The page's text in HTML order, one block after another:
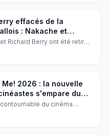
effacés de la
: Nakache et
Richard Berry ont été retirés
des acteurs » à
Nakache et Mélanie
2026 : la nouvelle
s'empare du
du cinéma
révélé une tendance forte :
prennent le pouvoir, avec